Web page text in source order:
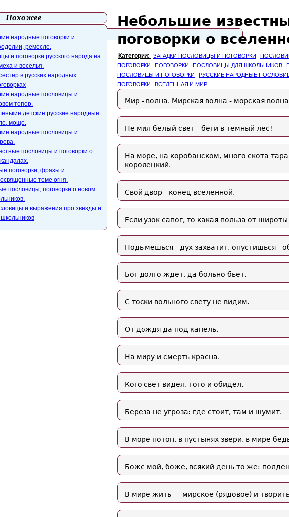
Небольшие
поговорки о
Категории: ЗАГАДКИ ПОСЛОВИЦЫ И ПОГОВОРКИ
ПОГОВОРКИ
ПОГОВОРКИ ПОСЛОВИЦЫ ДЛЯ ШКОЛЬНИКОВ
ПОСЛОВИЦЫ И ПОГОВОРКИ
РУССКИЕ НАРОДНЫЕ
ПОГОВОРКИ
ВСЕЛЕННАЯ И МИР
Мир - волна. Мирская волна - морская
Не мил белый свет - беги в темный лес!
На море, на коробанском, много скота
королецкий.
Свой двор - конец вселенной.
Если узок сапог, то какая польза от
Подымешься - дух захватит, опустишься -
Бог долго ждет, да больно бьет.
С тоски вольного свету не видим.
От дождя да под капель.
На миру и смерть красна.
Кого свет видел, того и обидел.
Береза не угроза: где стоит, там и шумит.
В море потоп, в пустынях звери, в мире
Боже мой, боже, всякий день то же:
В мире жить — мирское (рядовое) и
Похожее
народные поговорки и
ремесле.
и поговорки русского народа на
и веселья.
в русских народных
народные пословицы и
топор.
детские русские народные
моще.
народные пословицы и
пословицы и поговорки о
поговорки, фразы и
теме огня.
пословицы, поговорки о новом
и выражения про звезды и
webmaster@paers.ru